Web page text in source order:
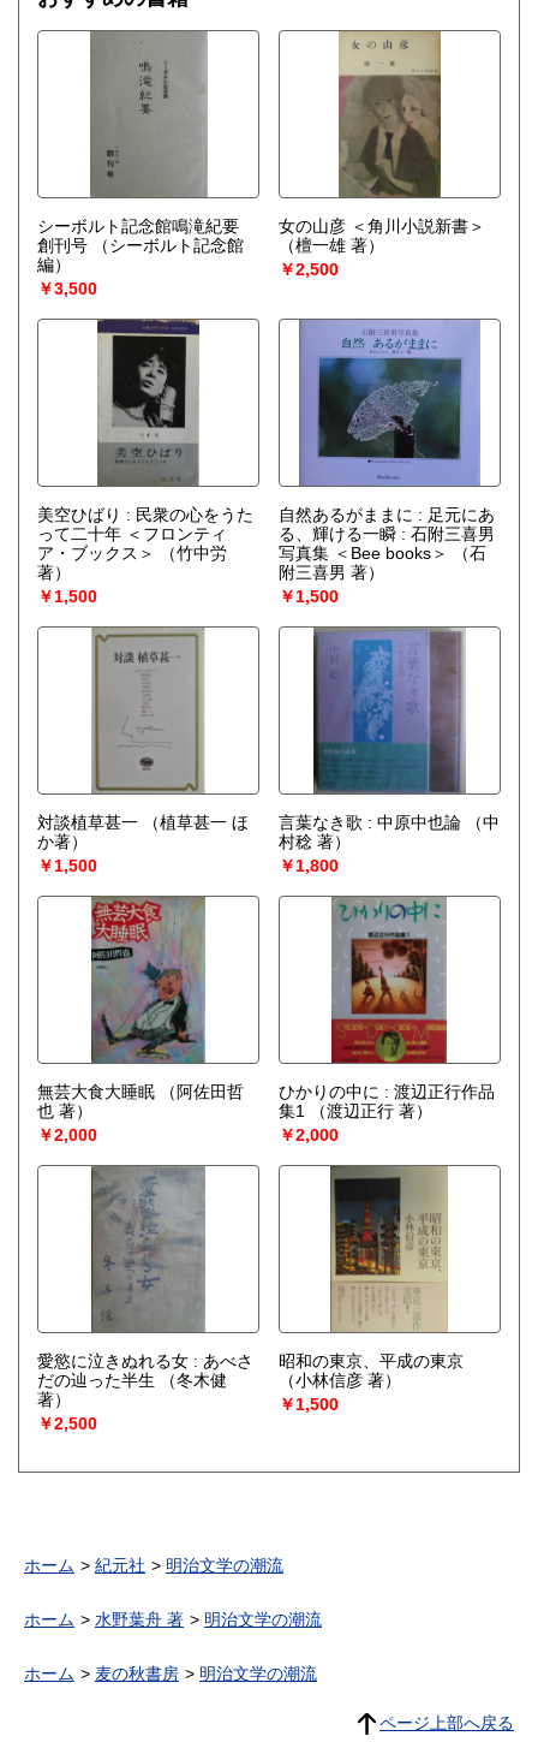
シーボルト記念館鳴滝紀要
創刊号
（シーボルト記念館
編）
￥3,500
女の山彦 ＜角川小説新書＞
（檀一雄 著）
￥2,500
美空ひばり : 民衆の心をうた
って二十年 ＜フロンティ
ア・ブックス＞
（竹中労
著）
￥1,500
自然あるがままに : 足元にあ
る、輝ける一瞬 : 石附三喜男
写真集 ＜Bee books＞
（石
附三喜男 著）
￥1,500
対談植草甚一
（植草甚一 ほ
か著）
￥1,500
言葉なき歌 : 中原中也論
（中
村稔 著）
￥1,800
無芸大食大睡眠
（阿佐田哲
也 著）
￥2,000
ひかりの中に : 渡辺正行作品
集1
（渡辺正行 著）
￥2,000
愛慾に泣きぬれる女 : あべさ
だの辿った半生
（冬木健
著）
￥2,500
昭和の東京、平成の東京
（小林信彦 著）
￥1,500
ホーム 紀元社 明治文学の潮流
ホーム 水野葉舟 著 明治文学の潮流
ホーム 麦の秋書房 明治文学の潮流
ページ上部へ戻る